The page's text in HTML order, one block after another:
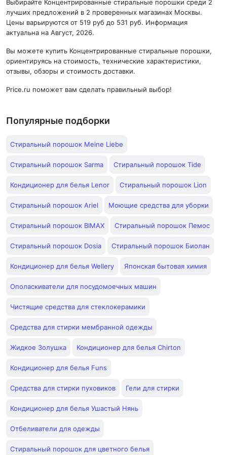
Выбирайте Концентрированные стиральные порошки среди 2
лучших предложений в 2 проверенных магазинах Москвы.
Цены варьируются от 519 руб до 531 руб. Информация
актуальна на Август, 2026.
Вы можете купить Концентрированные стиральные порошки,
ориентируясь на стоимость, технические характеристики,
отзывы, обзоры и стоимость доставки.
Price.ru поможет вам сделать правильный выбор!
Популярные подборки
Стиральный порошок Meine Liebe
Стиральный порошок Sarma Стиральный порошок Tide
Кондиционер для белья Lenor Стиральный порошок Lion
Стиральный порошок Ariel Моющие средства для уборки
Стиральный порошок BIMAX Стиральный порошок Пемос
Стиральный порошок Dosia Стиральный порошок Биолан
Кондиционер для белья Wellery Японская бытовая химия
Ополаскиватели для посудомоечных машин
Чистящие средства для стеклокерамики
Средства для стирки мембранной одежды
Жидкое Золушка Кондиционер для белья Chirton
Кондиционер для белья Funs
Средства для стирки пуховиков Гели для стирки
Кондиционер для белья Ушастый Нянь
Отбеливатели для одежды
Стиральный порошок для цветного белья